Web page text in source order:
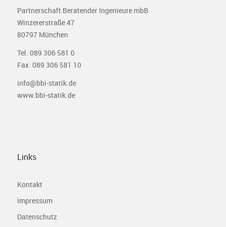
Partnerschaft Beratender Ingenieure mbB
Winzererstraße 47
80797 München
Tel. 089 306 581 0
Fax. 089 306 581 10
info@bbi-statik.de
www.bbi-statik.de
Links
Kontakt
Impressum
Datenschutz